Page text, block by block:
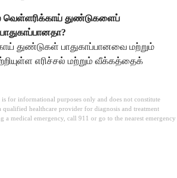
துண்டுகளைப்
துண்டுகள் பாதுகாப்பானவை மற்றும்
எரிச்சல் மற்றும் வீக்கத்தைக்
is for informational purposes only and does not constitute
qualified healthcare provider for diagnosis and treatment
a medical emergency, call 911 or go to the nearest emergency